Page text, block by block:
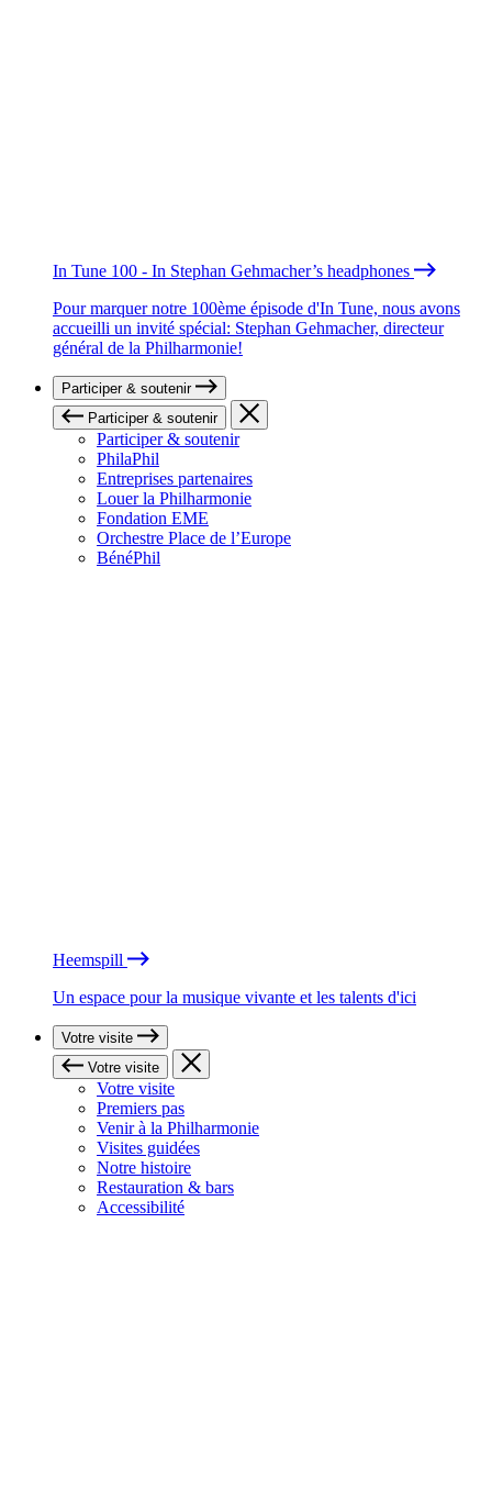
In Tune 100 - In Stephan Gehmacher’s headphones
Pour marquer notre 100ème épisode d'In Tune, nous avons
accueilli un invité spécial: Stephan Gehmacher, directeur
général de la Philharmonie!
Participer & soutenir
Participer & soutenir
Participer & soutenir
PhilaPhil
Entreprises partenaires
Louer la Philharmonie
Fondation EME
Orchestre Place de l’Europe
BénéPhil
Heemspill
Un espace pour la musique vivante et les talents d'ici
Votre visite
Votre visite
Votre visite
Premiers pas
Venir à la Philharmonie
Visites guidées
Notre histoire
Restauration & bars
Accessibilité